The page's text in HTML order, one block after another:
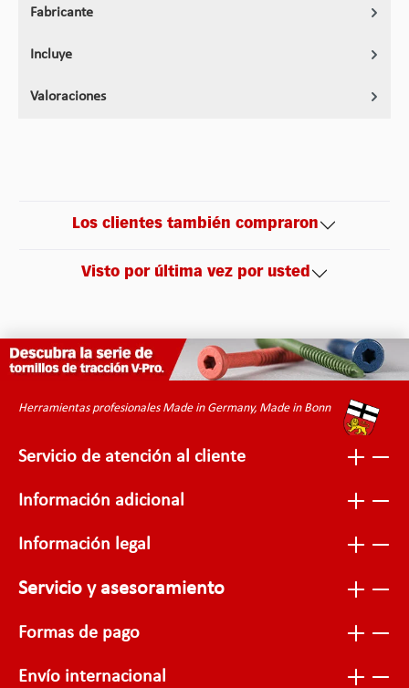
Fabricante
Incluye
Valoraciones
Los clientes también compraron
Visto por última vez por usted
Herramientas profesionales Made in Germany, Made in Bonn
Servicio de atención al cliente
Información adicional
Información legal
Servicio y asesoramiento
Formas de pago
Envío internacional